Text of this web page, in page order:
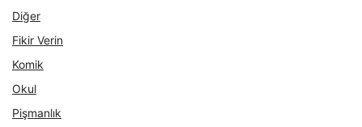
Diğer
Fikir Verin
Komik
Okul
Pişmanlık